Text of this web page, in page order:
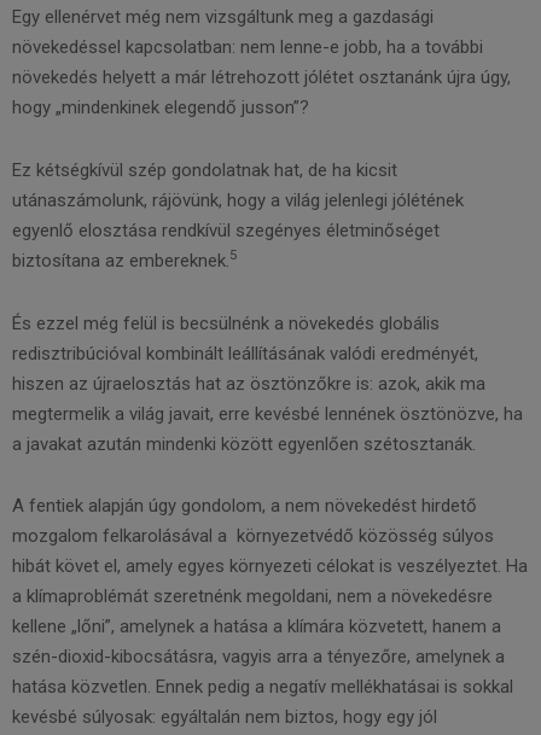
Egy ellenérvet még nem vizsgáltunk meg a gazdasági
növekedéssel kapcsolatban: nem lenne-e jobb, ha a további
növekedés helyett a már létrehozott jólétet osztanánk újra úgy,
hogy „mindenkinek elegendő jusson”?
Ez kétségkívül szép gondolatnak hat, de ha kicsit
utánaszámolunk, rájövünk, hogy a világ jelenlegi jólétének
egyenlő elosztása rendkívül szegényes életminőséget
biztosítana az embereknek.5
És ezzel még felül is becsülnénk a növekedés globális
redisztribúcióval kombinált leállításának valódi eredményét,
hiszen az újraelosztás hat az ösztönzőkre is: azok, akik ma
megtermelik a világ javait, erre kevésbé lennének ösztönözve, ha
a javakat azután mindenki között egyenlően szétosztanák.
A fentiek alapján úgy gondolom, a nem növekedést hirdető
mozgalom felkarolásával a környezetvédő közösség súlyos
hibát követ el, amely egyes környezeti célokat is veszélyeztet. Ha
a klímaproblémát szeretnénk megoldani, nem a növekedésre
kellene „lőni”, amelynek a hatása a klímára közvetett, hanem a
szén-dioxid-kibocsátásra, vagyis arra a tényezőre, amelynek a
hatása közvetlen. Ennek pedig a negatív mellékhatásai is sokkal
kevésbé súlyosak: egyáltalán nem biztos, hogy egy jól